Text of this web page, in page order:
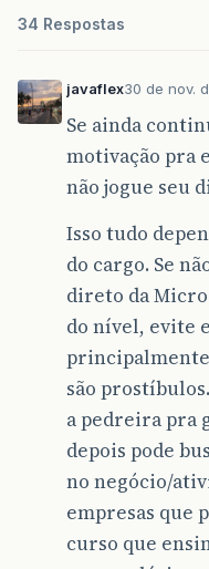
34 Respostas
javaflex30 de nov.
Se ainda
motivação pra
não jogue seu
Isso tudo
do cargo. Se
direto da
do nível, evite
são
a pedreira pra
depois pode
no negócio/
empresas que
curso que